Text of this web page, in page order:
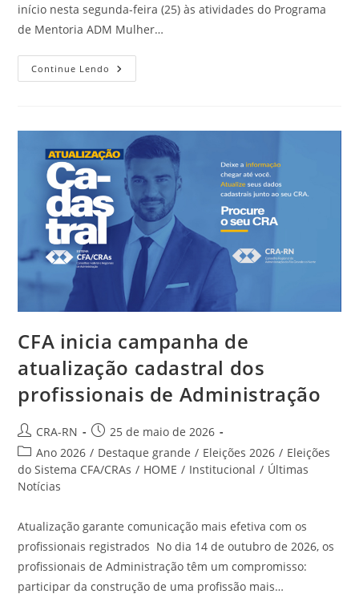
início nesta segunda-feira (25) às atividades do Programa
de Mentoria ADM Mulher…
Continue Lendo Programa
De
Inicia
Atividades
CFA inicia campanha de
atualização cadastral dos
profissionais de Administração
Autor
do
post:
CRA-RN
Post
publicado:
25 de maio de 2026
Categoria
do
post:
Ano 2026 / Destaque grande / Eleições 2026 / Eleições
do Sistema CFA/CRAs / HOME / Institucional / Últimas
Notícias
Atualização garante comunicação mais efetiva com os
profissionais registrados No dia 14 de outubro de 2026, os
profissionais de Administração têm um compromisso:
participar da construção de uma profissão mais…